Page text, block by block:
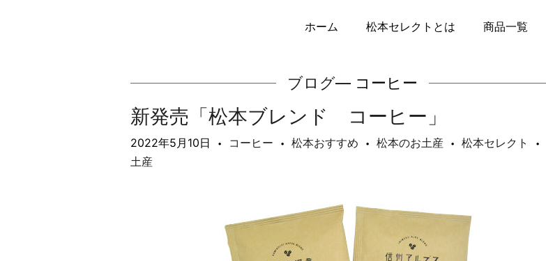
ホーム 松本セレクトとは 商品一覧
ブログ— コーヒー
新発売「松本ブレンド コーヒー」
2022年5月10日 • コーヒー • 松本おすすめ • 松本のお土産 • 松本セレクト •
土産